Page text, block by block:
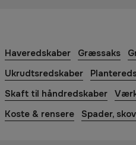
Haveredskaber Græssaks
Ukrudtsredskaber
Skaft til håndredskaber
Koste & rensere
Spader,